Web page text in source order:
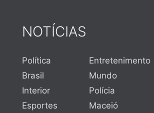
NOTÍCIAS
Política
Entretenimento
Brasil
Mundo
Interior
Polícia
Esportes
Maceió